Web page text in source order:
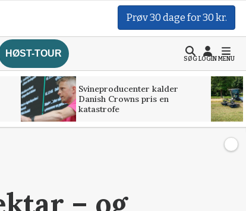
Prøv 30 dage for 30 kr.
HØST-TOUR
SØGLOGINMENU
Svineproducenter kalder
Danish Crowns pris en
katastrofe
– og